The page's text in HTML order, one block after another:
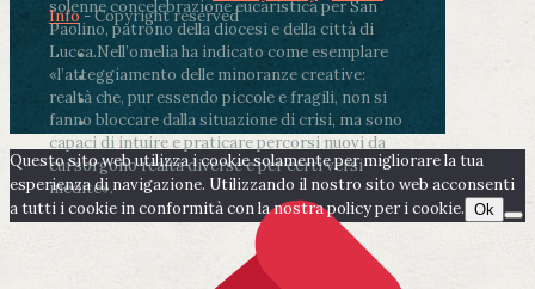
solenne concelebrazione eucaristica per San
Paolino, patrono della diocesi e della città di
Lucca.Nell’omelia ha indicato come esemplare
«l’atteggiamento delle minoranze creative:
realtà che, pur essendo piccole e fragili, non si
fanno bloccare dalla situazione di crisi, ma sono
capaci di intuire e praticare percorsi nuovi da
cui sorgono realtà diverse e per certi versi
inedite».
Info- Copyright reserved
Questo sito web utilizza i cookie solamente per migliorare la tua
esperienza di navigazione. Utilizzando il nostro sito web acconsenti
a tutti i cookie in conformità con la nostra policy per i cookie. Ok